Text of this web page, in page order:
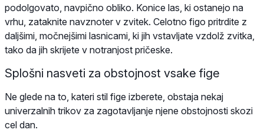
podolgovato, navpično obliko. Konice las, ki ostanejo na
vrhu, zataknite navznoter v zvitek. Celotno figo pritrdite z
daljšimi, močnejšimi lasnicami, ki jih vstavljate vzdolž zvitka,
tako da jih skrijete v notranjost pričeske.
Splošni nasveti za obstojnost vsake fige
Ne glede na to, kateri stil fige izberete, obstaja nekaj
univerzalnih trikov za zagotavljanje njene obstojnosti skozi
cel dan.